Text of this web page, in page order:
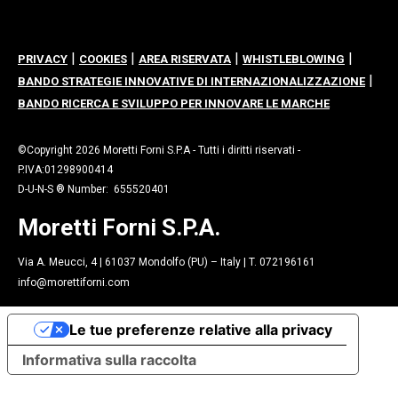
PRIVACY | COOKIES | AREA RISERVATA | WHISTLEBLOWING |
BANDO STRATEGIE INNOVATIVE DI INTERNAZIONALIZZAZIONE |
BANDO RICERCA E SVILUPPO PER INNOVARE LE MARCHE
©Copyright 2026 Moretti Forni S.P.A - Tutti i diritti riservati -
P.IVA:01298900414
D-U-N-S ® Number: 655520401
Moretti Forni S.P.A.
Via A. Meucci, 4 | 61037 Mondolfo (PU) – Italy | T. 072196161
info@morettiforni.com
Informativa sulla raccolta
Le tue preferenze relative alla privacy